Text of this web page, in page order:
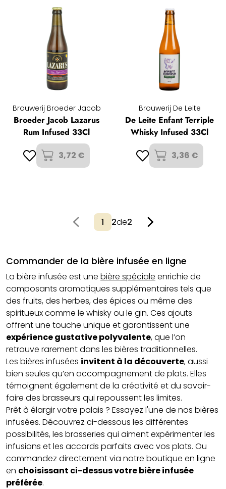
Brouwerij Broeder Jacob
Broeder Jacob Lazarus
Rum Infused 33Cl
3,72 €
Brouwerij De Leite
De Leite Enfant Terriple
Whisky Infused 33Cl
3,36 €
2de2
Commander de la bière infusée en ligne
La bière infusée est une bière spéciale enrichie de
composants aromatiques supplémentaires tels que
des fruits, des herbes, des épices ou même des
spiritueux comme le whisky ou le gin. Ces ajouts
offrent une touche unique et garantissent une
expérience gustative polyvalente, que l’on
retrouve rarement dans les bières traditionnelles.
Les bières infusées invitent à la découverte, aussi
bien seules qu’en accompagnement de plats. Elles
témoignent également de la créativité et du savoir-
faire des brasseurs qui repoussent les limites.
Prêt à élargir votre palais ? Essayez l'une de nos bières
infusées. Découvrez ci-dessous les différentes
possibilités, les brasseries qui aiment expérimenter les
infusions et les accords parfaits avec vos plats. Ou
commandez directement via notre boutique en ligne
en choisissant ci-dessus votre bière infusée
préférée.